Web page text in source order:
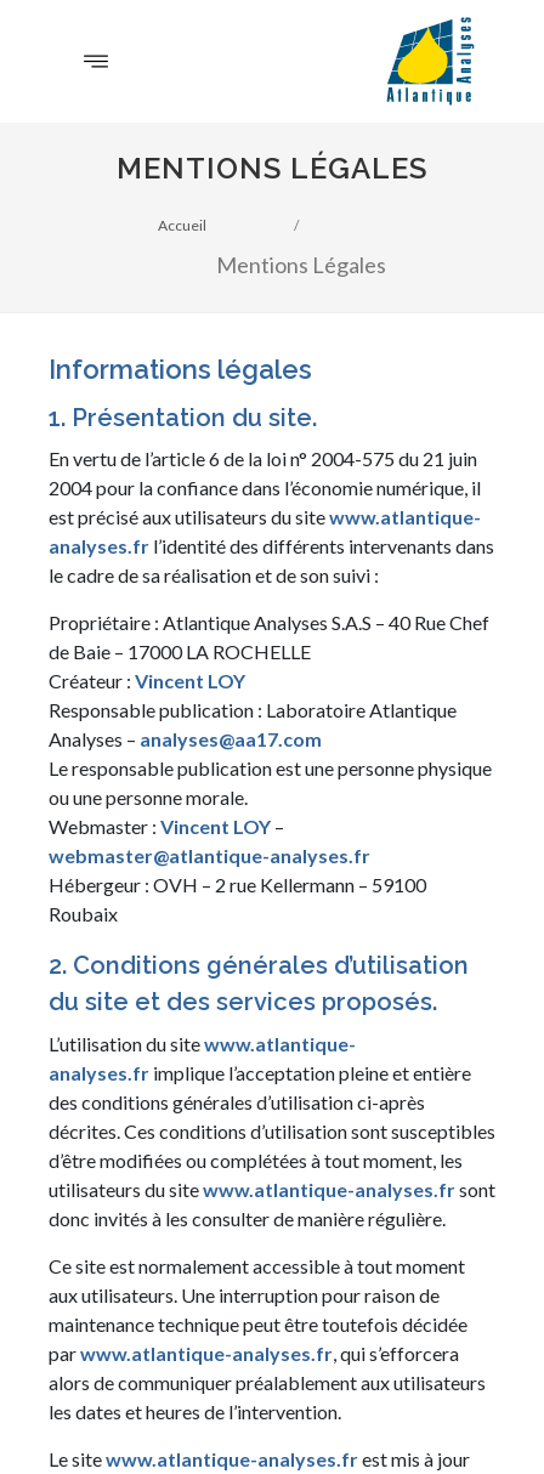
MENTIONS LÉGALES
Accueil
Mentions Légales
Informations légales
1. Présentation du site.
En vertu de l’article 6 de la loi n° 2004-575 du 21 juin
2004 pour la confiance dans l’économie numérique, il
est précisé aux utilisateurs du sitewww.atlantique-
analyses.fr l’identité des différents intervenants dans
le cadre de sa réalisation et de son suivi :
Propriétaire : Atlantique Analyses S.A.S – 40 Rue Chef
de Baie – 17000 LA ROCHELLE
Créateur : Vincent LOY
Responsable publication : Laboratoire Atlantique
Analyses – analyses@aa17.com
Le responsable publication est une personne physique
ou une personne morale.
Webmaster : Vincent LOY –
webmaster@atlantique-analyses.fr
Hébergeur : OVH – 2 rue Kellermann – 59100
Roubaix
2. Conditions générales d’utilisation
du site et des services proposés.
L’utilisation du sitewww.atlantique-
analyses.fr implique l’acceptation pleine et entière
des conditions générales d’utilisation ci-après
décrites. Ces conditions d’utilisation sont susceptibles
d’être modifiées ou complétées à tout moment, les
utilisateurs du sitewww.atlantique-analyses.frsont
donc invités à les consulter de manière régulière.
Ce site est normalement accessible à tout moment
aux utilisateurs. Une interruption pour raison de
maintenance technique peut être toutefois décidée
parwww.atlantique-analyses.fr , qui s’efforcera
alors de communiquer préalablement aux utilisateurs
les dates et heures de l’intervention.
Le sitewww.atlantique-analyses.frest mis à jour